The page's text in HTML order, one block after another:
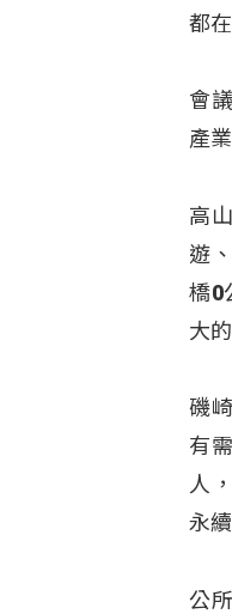
都
會
產
高
遊
橋0
大的
磯
有
人
永
公